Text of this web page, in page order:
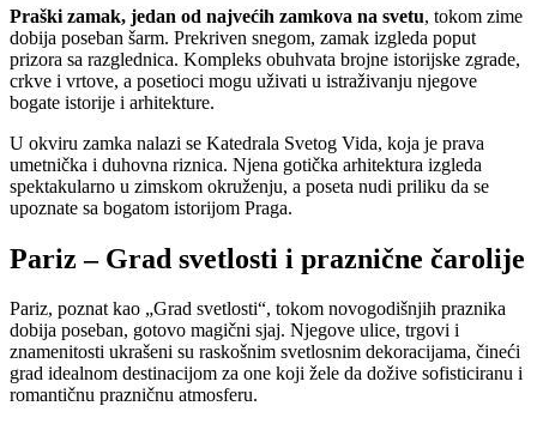
Praški zamak, jedan od najvećih zamkova na svetu, tokom zime
dobija poseban šarm. Prekriven snegom, zamak izgleda poput
prizora sa razglednica. Kompleks obuhvata brojne istorijske zgrade,
crkve i vrtove, a posetioci mogu uživati u istraživanju njegove
bogate istorije i arhitekture.
U okviru zamka nalazi se Katedrala Svetog Vida, koja je prava
umetnička i duhovna riznica. Njena gotička arhitektura izgleda
spektakularno u zimskom okruženju, a poseta nudi priliku da se
upoznate sa bogatom istorijom Praga.
Pariz – Grad svetlosti i praznične čarolije
Pariz, poznat kao „Grad svetlosti“, tokom novogodišnjih praznika
dobija poseban, gotovo magični sjaj. Njegove ulice, trgovi i
znamenitosti ukrašeni su raskošnim svetlosnim dekoracijama, čineći
grad idealnom destinacijom za one koji žele da dožive sofisticiranu i
romantičnu prazničnu atmosferu.